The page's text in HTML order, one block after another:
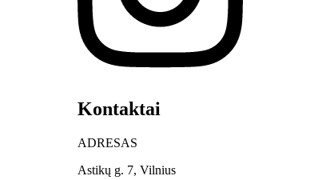
Kontaktai
ADRESAS
Astikų g. 7, Vilnius